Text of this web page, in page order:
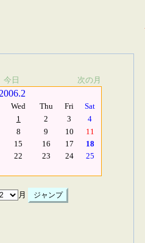
今日 次の月
2006.2
Wed Thu Fri
Sat
1
2 3
4
8 9 10
11
15 16 17
18
22 23 24
25
月